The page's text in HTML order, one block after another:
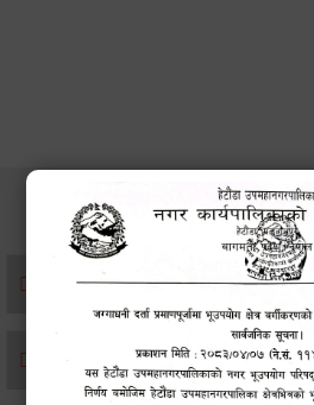
सेवाहरु
संस्था दर्ता सिफारिस
एकिकृत सम्पत्ति कर/घर जग्गा कर